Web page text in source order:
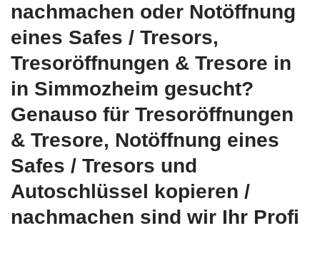
nachmachen oder Notöffnung
eines Safes / Tresors,
Tresoröffnungen & Tresore in
in Simmozheim gesucht?
Genauso für Tresoröffnungen
& Tresore, Notöffnung eines
Safes / Tresors und
Autoschlüssel kopieren /
nachmachen sind wir Ihr Profi